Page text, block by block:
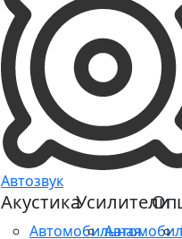
Автозвук
Акустика
Автомобильная
Усилители